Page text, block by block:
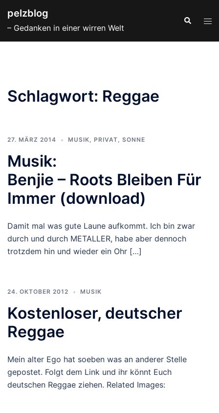
Inhalt
springen
pelzblog
– Gedanken in einer wirren Welt
Suche
Schlagwort: Reggae
27. MÄRZ 2014 MUSIK, PRIVAT, SONNE
Musik:
Benjie – Roots Bleiben Für
Immer (download)
Damit mal was gute Laune aufkommt. Ich bin zwar
durch und durch METALLER, habe aber dennoch
trotzdem hin und wieder ein Ohr […]
24. OKTOBER 2012 MUSIK
Kostenloser, deutscher
Reggae
Mein alter Ego hat soeben was an anderer Stelle
gepostet. Folgt dem Link und ihr könnt Euch
deutschen Reggae ziehen. Related Images: